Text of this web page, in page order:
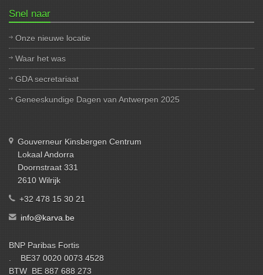
Snel naar
Onze nieuwe locatie
Waar het was
GDA secretariaat
Geneeskundige Dagen van Antwerpen 2025
Gouverneur Kinsbergen Centrum
Lokaal Andorra
Doornstraat 331
2610 Wilrijk
+32 478 15 30 21
info@karva.be
BNP Paribas Fortis
. BE37 0020 0073 4528
BTW BE 887 688 273